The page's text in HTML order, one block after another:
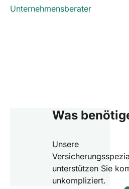
Unternehmensberater
Was
Unsere
unterstützen Sie
unkompliziert.